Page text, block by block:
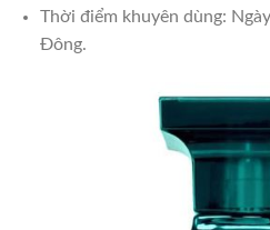
Thời điểm khuyên dùng:
Đông.